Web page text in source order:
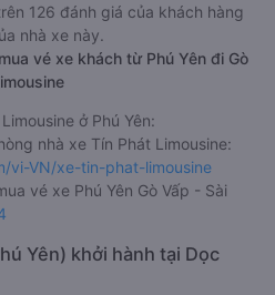
126 đánh giá của khách hàng
nhà xe này.
vé xe khách từ Phú Yên đi Gò
ở Phú Yên:
nhà xe Tín Phát Limousine:
vi-VN/xe-tin-phat-limousine
vé xe Phú Yên Gò Vấp - Sài
Yên) khởi hành tại Dọc